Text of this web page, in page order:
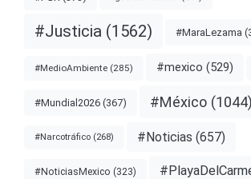
#Justicia (1562) #MaraLezama
#MedioAmbiente (285) #mexico (529)
#Mundial2026 (367) #México (1044)
#Narcotráfico (268) #Noticias (657)
#NoticiasMexico (323)